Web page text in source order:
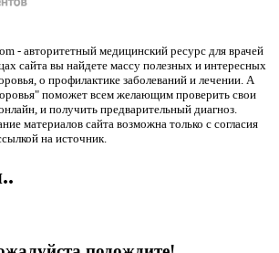
- авторитетный медицинский ресурс для врачей
сайта вы найдете массу полезных и интересных
о профилактике заболеваний и лечении. А
поможет всем желающим проверить свои
и получить предварительный диагноз.
материалов сайта возможна только с согласия
на источник.